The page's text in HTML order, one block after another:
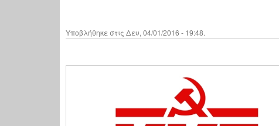
Υποβλήθηκε στις Δευ, 04/01/2016 - 19:48.